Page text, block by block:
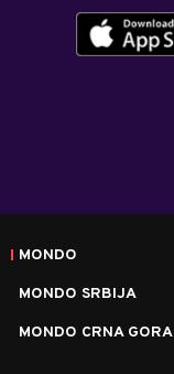
MONDO
MONDO SRBIJA
MONDO CRNA GORA